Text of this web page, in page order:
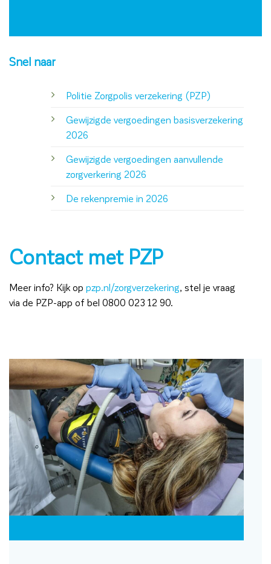
Snel naar
Politie Zorgpolis verzekering (PZP)
Gewijzigde vergoedingen basisverzekering
2026
Gewijzigde vergoedingen aanvullende
zorgverkering 2026
De rekenpremie in 2026
Contact met PZP
Meer info? Kijk op pzp.nl/zorgverzekering, stel je vraag
via de PZP-app of bel 0800 023 12 90.